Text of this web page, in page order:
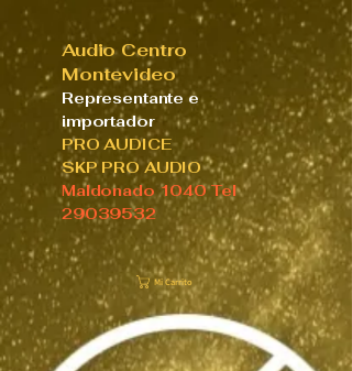
Audio Centro
Montevideo
Representante e
importador
PRO AUDICE
SKP PRO AUDIO
Maldonado 1040 Tel
29039532
Mi Carrito